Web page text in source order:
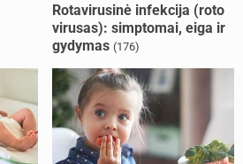
Rotavirusinė infekcija (roto
virusas): simptomai, eiga ir
gydymas (176)